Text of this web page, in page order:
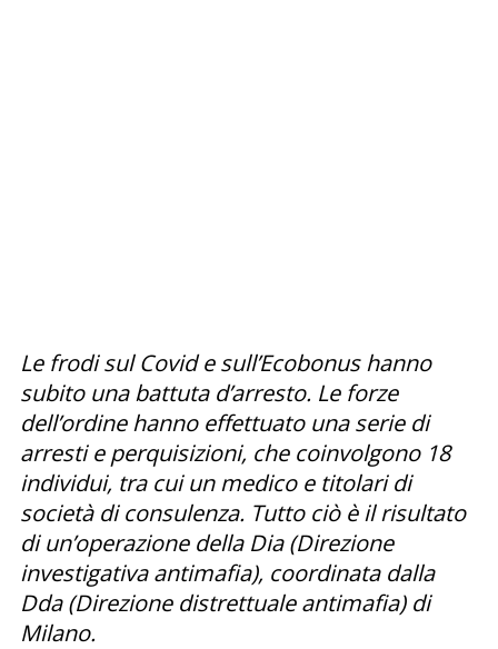
Le frodi sul Covid e sull’Ecobonus hanno
subito una battuta d’arresto. Le forze
dell’ordine hanno effettuato una serie di
arresti e perquisizioni, che coinvolgono 18
individui, tra cui un medico e titolari di
società di consulenza. Tutto ciò è il risultato
di un’operazione della Dia (Direzione
investigativa antimafia), coordinata dalla
Dda (Direzione distrettuale antimafia) di
Milano.